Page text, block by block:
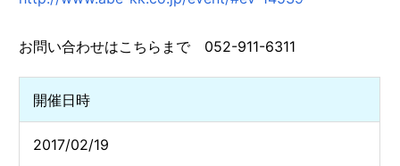
お問い合わせはこちらまで 052-911-6311
開催日時
2017/02/19